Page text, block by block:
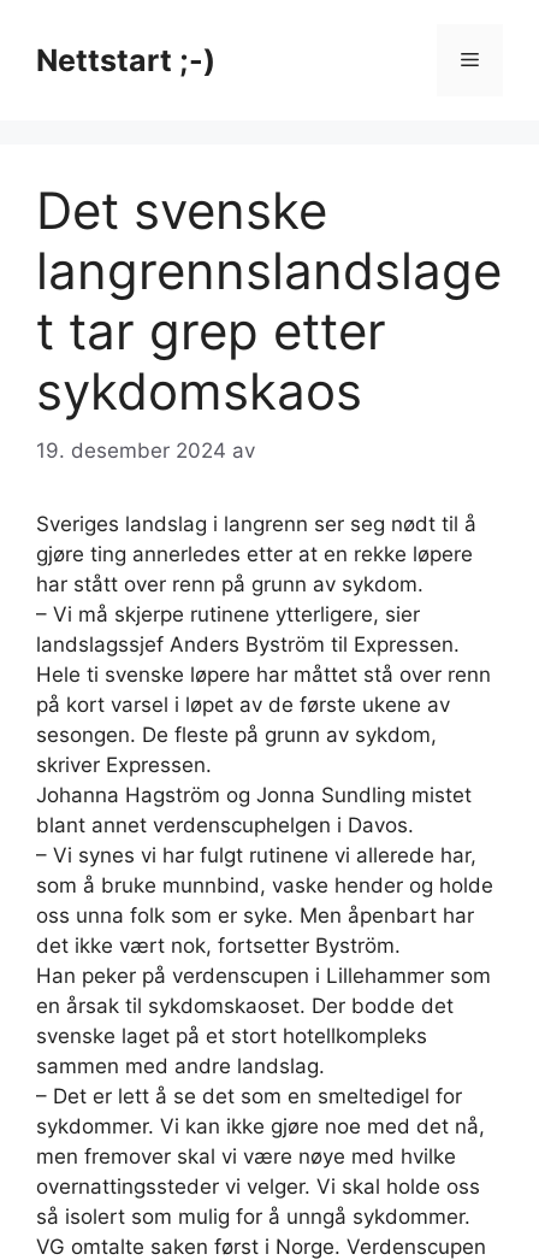
innholdNettstart ;-) Meny
Det svenske
langrennslandslage
t tar grep etter
sykdomskaos
19. desember 2024 av
Sveriges landslag i langrenn ser seg nødt til å
gjøre ting annerledes etter at en rekke løpere
har stått over renn på grunn av sykdom.
– Vi må skjerpe rutinene ytterligere, sier
landslagssjef Anders Byström til Expressen.
Hele ti svenske løpere har måttet stå over renn
på kort varsel i løpet av de første ukene av
sesongen. De fleste på grunn av sykdom,
skriver Expressen.
Johanna Hagström og Jonna Sundling mistet
blant annet verdenscuphelgen i Davos.
– Vi synes vi har fulgt rutinene vi allerede har,
som å bruke munnbind, vaske hender og holde
oss unna folk som er syke. Men åpenbart har
det ikke vært nok, fortsetter Byström.
Han peker på verdenscupen i Lillehammer som
en årsak til sykdomskaoset. Der bodde det
svenske laget på et stort hotellkompleks
sammen med andre landslag.
– Det er lett å se det som en smeltedigel for
sykdommer. Vi kan ikke gjøre noe med det nå,
men fremover skal vi være nøye med hvilke
overnattingssteder vi velger. Vi skal holde oss
så isolert som mulig for å unngå sykdommer.
VG omtalte saken først i Norge. Verdenscupen